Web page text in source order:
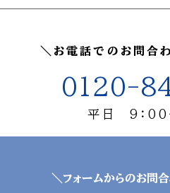
＼お電話でのお問合
0120-
平日 9：00
＼フォームからのお問